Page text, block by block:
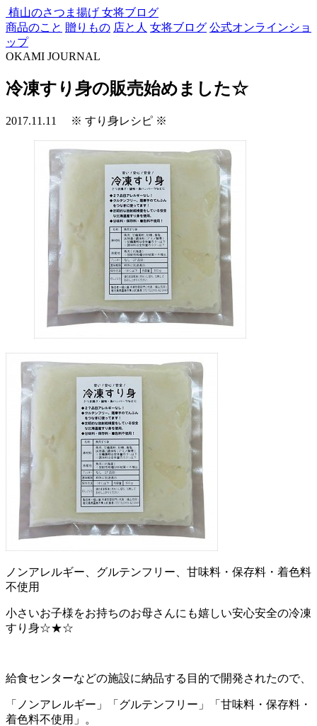
植山のさつま揚げ 女将ブログ
商品のこと 贈りもの 店と人 女将ブログ 公式オンラインショ
ップ
OKAMI JOURNAL
冷凍すり身の販売始めました☆
2017.11.11 ※ すり身レシピ ※
ノンアレルギー、グルテンフリー、甘味料・保存料・着色料
不使用
小さいお子様をお持ちのお母さんにも嬉しい安心安全の冷凍
すり身☆★☆
給食センターなどの施設に納品する目的で開発されたので、
「ノンアレルギー」「グルテンフリー」「甘味料・保存料・
着色料不使用」。